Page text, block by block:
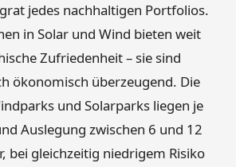
jedes nachhaltigen Portfolios.
in Solar und Wind bieten weit
Zufriedenheit – sie sind
ökonomisch überzeugend. Die
und Solarparks liegen je
Auslegung zwischen 6 und 12
bei gleichzeitig niedrigem Risiko